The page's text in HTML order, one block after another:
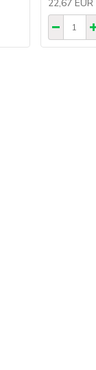
22,67 EUR